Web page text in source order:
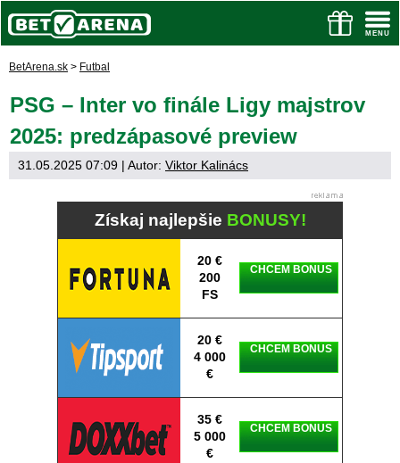
BetArena.sk > Futbal
PSG – Inter vo finále Ligy majstrov
2025: predzápasové preview
31.05.2025 07:09 | Autor: Viktor Kalinács
Získaj najlepšie BONUSY!
20 €
200
FS
CHCEM BONUS
20 €
4 000
€
CHCEM BONUS
35 €
5 000
€
CHCEM BONUS